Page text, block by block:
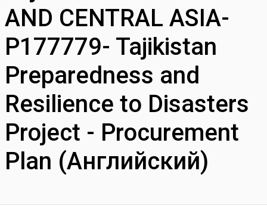
AND CENTRAL ASIA-
P177779- Tajikistan
Preparedness and
Resilience to Disasters
Project - Procurement
Plan (Английский)